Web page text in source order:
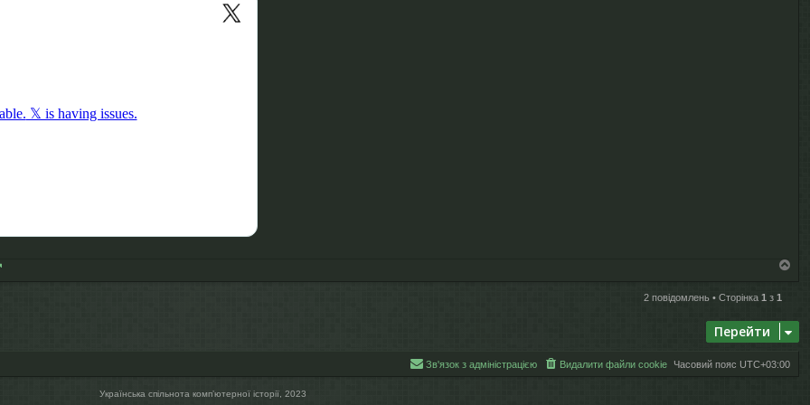
р
2 повідомлень • Сторінка 1 з 1
Перейти
Часовий пояс UTC+03:00
Видалити файли cookie
Зв'язок з адміністрацією
Українська спільнота компʼютерної історії, 2023